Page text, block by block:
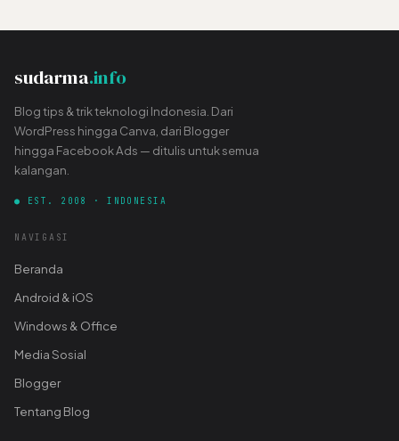
sudarma.info
Blog tips & trik teknologi Indonesia. Dari
WordPress hingga Canva, dari Blogger
hingga Facebook Ads — ditulis untuk semua
kalangan.
● EST. 2008 · INDONESIA
NAVIGASI
Beranda
Android & iOS
Windows & Office
Media Sosial
Blogger
Tentang Blog